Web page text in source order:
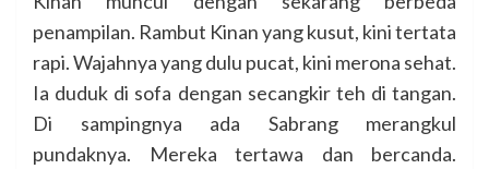
penampilan. Rambut Kinan yang kusut, kini tertata
rapi. Wajahnya yang dulu pucat, kini merona sehat.
Ia duduk di sofa dengan secangkir teh di tangan.
Di sampingnya ada Sabrang merangkul
pundaknya. Mereka tertawa dan bercanda.